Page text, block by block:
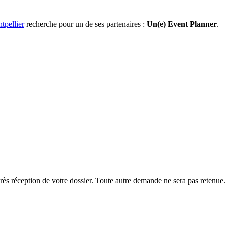
recherche pour un de ses partenaires : Un(e) Event Planner.
réception de votre dossier. Toute autre demande ne sera pas retenue.